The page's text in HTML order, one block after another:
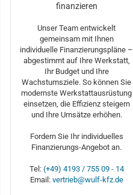
finanzieren
Unser Team entwickelt
gemeinsam mit Ihnen
individuelle Finanzierungspläne –
abgestimmt auf Ihre Werkstatt,
Ihr Budget und Ihre
Wachstumsziele. So können Sie
modernste Werkstattausrüstung
einsetzen, die Effizienz steigern
und Ihre Umsätze erhöhen.
Fordern Sie Ihr individuelles
Finanzierungs-Angebot an.
Tel: (+49) 4193 / 755 09 - 14
Email: vertrieb@wulf-kfz.de